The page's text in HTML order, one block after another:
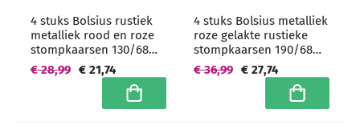
4 stuks Bolsius rustiek
metalliek rood en roze
stompkaarsen 130/68
mm (60 uur) -
grootverpakking
€ 21,74
€ 28,99
In winkelwagen
4 stuks Bolsius metalliek
roze gelakte rustieke
stompkaarsen 190/68
mm (85 uur) -
grootverpakking
€ 27,74
€ 36,99
In